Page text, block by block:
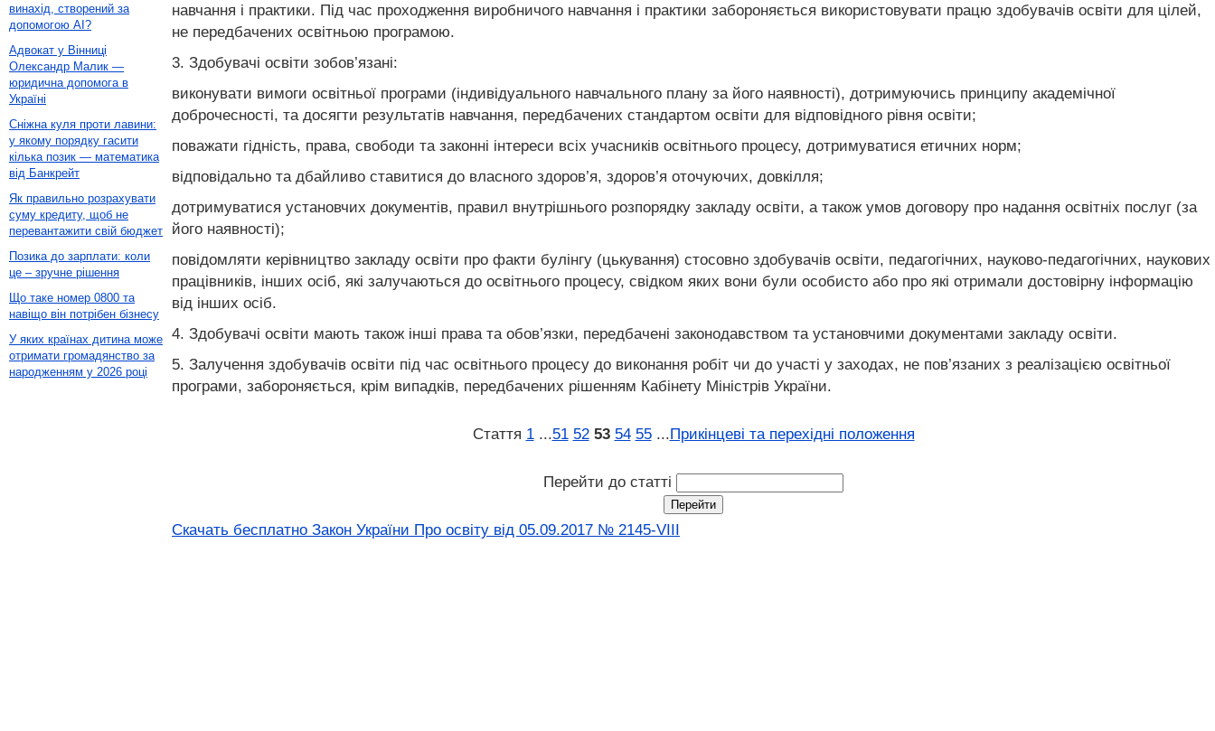
навчання і практики. Під час проходження виробничого навчання і практики забороняється використовувати працю здобувачів освіти для цілей,
не передбачених освітньою програмою.
3. Здобувачі освіти зобов’язані:
виконувати вимоги освітньої програми (індивідуального навчального плану за його наявності), дотримуючись принципу академічної
доброчесності, та досягти результатів навчання, передбачених стандартом освіти для відповідного рівня освіти;
поважати гідність, права, свободи та законні інтереси всіх учасників освітнього процесу, дотримуватися етичних норм;
відповідально та дбайливо ставитися до власного здоров’я, здоров’я оточуючих, довкілля;
дотримуватися установчих документів, правил внутрішнього розпорядку закладу освіти, а також умов договору про надання освітніх послуг (за
його наявності);
повідомляти керівництво закладу освіти про факти булінгу (цькування) стосовно здобувачів освіти, педагогічних, науково-педагогічних, наукових
працівників, інших осіб, які залучаються до освітнього процесу, свідком яких вони були особисто або про які отримали достовірну інформацію
від інших осіб.
4. Здобувачі освіти мають також інші права та обов’язки, передбачені законодавством та установчими документами закладу освіти.
5. Залучення здобувачів освіти під час освітнього процесу до виконання робіт чи до участі у заходах, не пов’язаних з реалізацією освітньої
програми, забороняється, крім випадків, передбачених рішенням Кабінету Міністрів України.
Стаття 1 ...51 52 53 54 55 ...Прикінцеві та перехідні положення
Перейти до статті
Скачать бесплатно Закон України Про освіту від 05.09.2017 № 2145-VIII
винахід, створений за
допомогою AI?
Адвокат у Вінниці
Олександр Малик —
юридична допомога в
Україні
Сніжна куля проти лавини:
у якому порядку гасити
кілька позик — математика
від Банкрейт
Як правильно розрахувати
суму кредиту, щоб не
перевантажити свій бюджет
Позика до зарплати: коли
це – зручне рішення
Що таке номер 0800 та
навіщо він потрібен бізнесу
У яких країнах дитина може
отримати громадянство за
народженням у 2026 році